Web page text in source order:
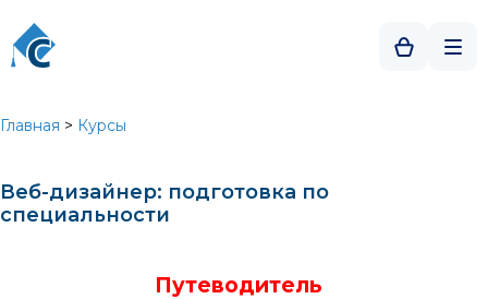
Главная > Курсы
Веб-дизайнер: подготовка по
специальности
Путеводитель